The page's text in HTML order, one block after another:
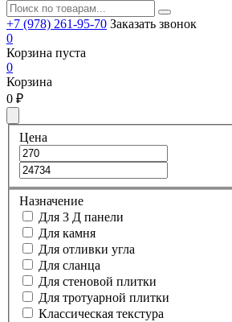
+7 (978) 261-95-70 Заказать звонок
0
Корзина пуста
0
Корзина
0 ₽
Цена
Назначение
Для 3 Д панели
Для камня
Для отливки угла
Для сланца
Для стеновой плитки
Для тротуарной плитки
Классическая текстура